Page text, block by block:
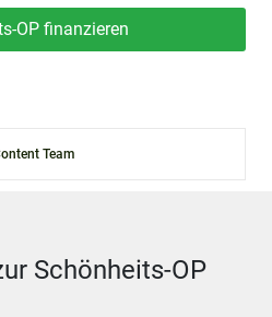
OP finanzieren
Team
Schönheits-OP